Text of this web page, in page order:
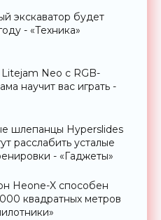
экскаватор будет
- «Техника»
Neo с RGB-
научит вас играть -
шлепанцы Hyperslides
расслабить усталые
- «Гаджеты»
Heone-X способен
квадратных метров